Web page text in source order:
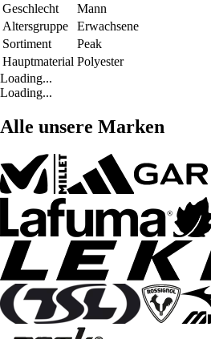
Geschlecht
Mann
Altersgruppe
Erwachsene
Sortiment
Peak
Hauptmaterial Polyester
Loading...
Loading...
Alle unsere Marken